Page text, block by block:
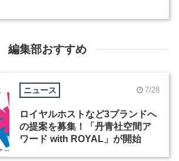
編集部おすすめ
ニュース 7/28
ロイヤルホストなど3ブランドへ
の提案を募集！「丹青社空間ア
ワード with ROYAL」が開始